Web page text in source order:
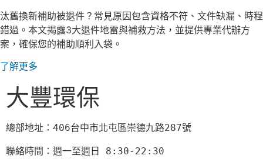
汰舊換新補助被退件？常見原因包含資格不符、文件缺漏、時程
錯過。本文揭露3大退件地雷與補救方法，並提供專業代辦方
案，確保您的補助順利入袋。
了解更多
大豐環保
總部地址：406台中市北屯區崇德九路287號
聯絡時間：週一至週日 8:30-22:30